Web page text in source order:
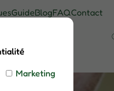
GuideBlogFAQContact
Marketing